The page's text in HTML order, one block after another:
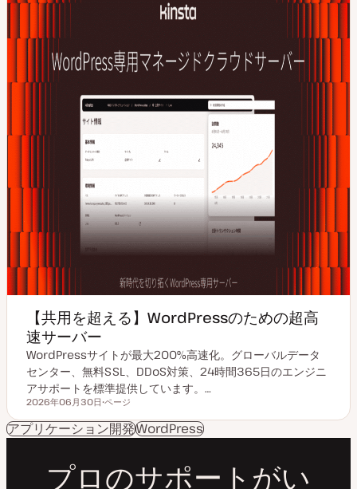
【共用を超える】WordPressのための超高
速サーバー
WordPressサイトが最大200%高速化。グローバルデータ
センター、無料SSL、DDoS対策、24時間365日のエンジニ
アサポートを標準提供しています。…
更新日
2026年06月30日
稿
タ
ページ
アプリケーション開発WordPress